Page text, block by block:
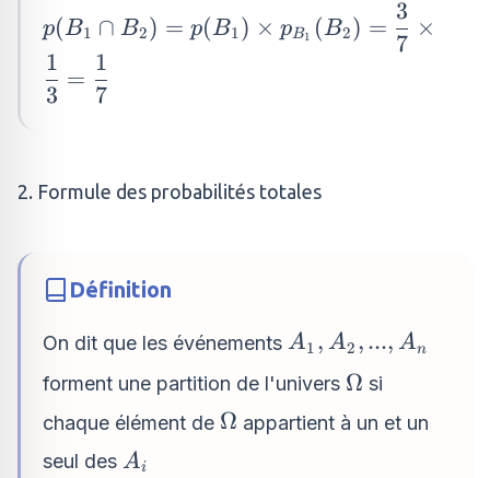
p(B_{1} \cap
B_{2})=p(B_{1})\times
p_{B_{1}}
(B_{2})=\dfrac{3}
p(B1 ∩ B2) = p(B1) × pB1 (B2) =
7
3
×
3
1
=
7
1
2. Formule des probabilités totales
Définition
On dit que les événements A_{1},
A_{2},
. . . ,
A_{n}
A1 , A2 ,..., An
forment une partition de l'univers \Omega
Ω si
chaque élément de \Omega
Ω appartient à un et un
seul des A_{i}
Ai